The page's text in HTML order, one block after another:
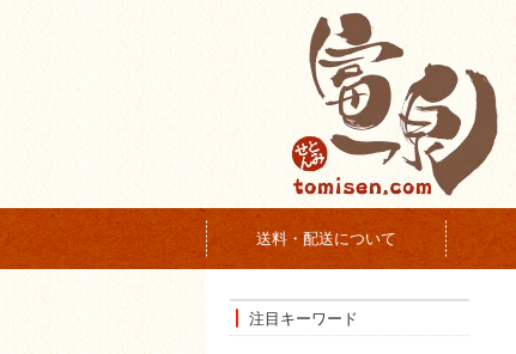
送料・配送について
注目キーワード